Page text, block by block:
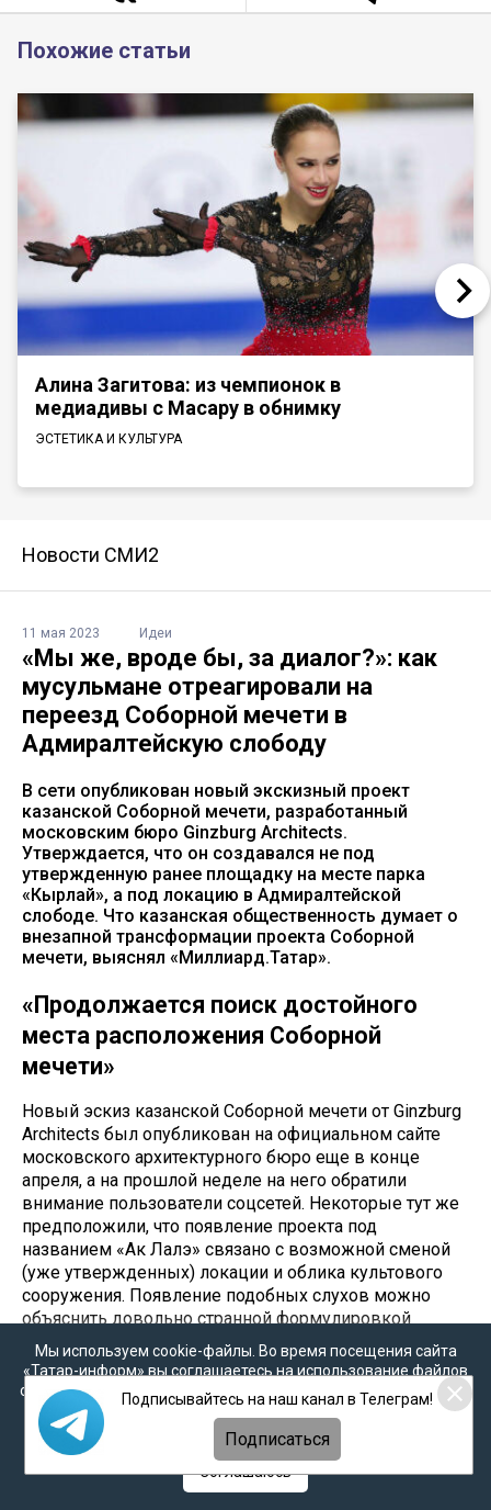
Похожие статьи
Алина Загитова: из чемпионок в
медиадивы с Масару в обнимку
ЭСТЕТИКА И КУЛЬТУРА
Новости СМИ2
11 мая 2023 Идеи
«Мы же, вроде бы, за диалог?»: как
мусульмане отреагировали на
переезд Соборной мечети в
Адмиралтейскую слободу
В сети опубликован новый экскизный проект
казанской Соборной мечети, разработанный
московским бюро Ginzburg Architects.
Утверждается, что он создавался не под
утвержденную ранее площадку на месте парка
«Кырлай», а под локацию в Адмиралтейской
слободе. Что казанская общественность думает о
внезапной трансформации проекта Соборной
мечети, выяснял «Миллиард.Татар».
«Продолжается поиск достойного
места расположения Соборной
мечети»
Новый эскиз казанской Соборной мечети от Ginzburg
Architects был опубликован на официальном сайте
московского архитектурного бюро еще в конце
апреля, а на прошлой неделе на него обратили
внимание пользователи соцсетей. Некоторые тут же
предположили, что появление проекта под
названием «Ак Лалэ» связано с возможной сменой
(уже утвержденных) локации и облика культового
сооружения. Появление подобных слухов можно
объяснить довольно странной формулировкой
описания эскиза.
«Продолжается поиск наиболее достойного места
расположения Соборной Мечети в Казани. Для
участка на улице Большой, на правом берегу реки
Казанки при ее впадении в Волгу Мастерская
предложила новую концепцию комплекса Мечети с
Мы используем cookie-файлы. Во время посещения сайта
«Татар-информ» вы соглашаетесь на использование файлов
cookie в соответствии с настоящим уведомлением, согласием
наобработку персональных данных,Политикой о
персональных данных
Политикой конфиденциальности
Соглашаюсь
Подписывайтесь на наш канал в Телеграм!
Подписаться